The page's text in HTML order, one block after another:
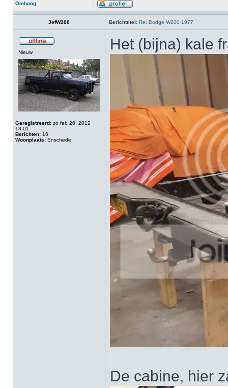
Omhoog
JefW200 Berichttitel: Re: Dodge W200 1977
Nieuw
Geregistreerd: zo feb 26, 2012
13:01
Berichten: 16
Woonplaats: Enschede
Het (bijna) kale
De cabine, hier